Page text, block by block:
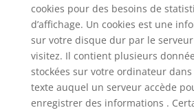
cookies pour des besoins de
d’affichage. Un cookies est une
sur votre disque dur par le
visitez. Il contient plusieurs
stockées sur votre ordinateur
texte auquel un serveur accède
enregistrer des informations .